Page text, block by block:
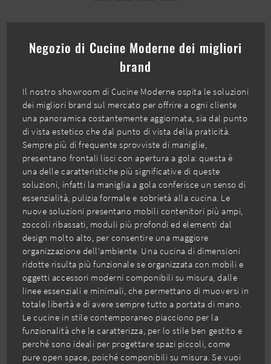
Negozio di Cucine Moderne dei migliori
brand
Il nostro showroom di Cucine Moderne ospita le soluzioni
dei migliori brand sul mercato per offrire a ogni cliente
una panoramica costantemente aggiornata, sia dal punto
di vista estetico che dal punto di vista della praticità.
Sempre più di frequente sprovviste di maniglie,
presentano frontali lisci con apertura a gola: questa è
una delle caratteristiche più significative di queste
soluzioni, infatti la maniglia a gola conferisce un senso di
essenzialità, pulizia formale e sobrietà alla cucina. Le
nuove soluzioni presentano mobili contenitori più ampi,
zoccoli ribassati, moduli più profondi ed elementi dal
design molto alto, per consentire una maggiore
organizzazione dell'ambiente. Una cucina di dimensioni
ridotte risulta più funzionale se organizzata con mobili e
oggetti accessori moderni componibili su misura, dalle
linee essenziali e minimali, che permettano di muoversi in
totale libertà e di avere sempre tutto a portata di mano.
Le cucine in stile contemporaneo piacciono per la
funzionalità che le caratterizza, per lo stile ben gestito e
perché sono ideali per progettare spazi piccoli, come
pure open space, poiché componibili su misura. Se vuoi